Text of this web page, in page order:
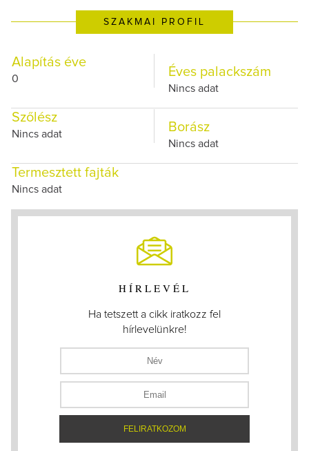
SZAKMAI PROFIL
Alapítás éve
0 Éves palackszám
Nincs adat
Szőlész
Nincs adat Borász
Nincs adat
Termesztett fajták
Nincs adat
HÍRLEVÉL
Ha tetszett a cikk iratkozz fel
hírlevelünkre!